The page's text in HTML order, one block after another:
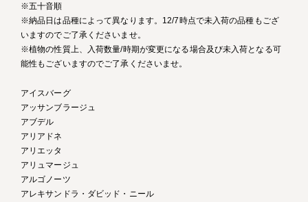
※五十音順
※納品日は品種によって異なります。12/7時点で未入荷の品種もござ
いますのでご了承くださいませ。
※植物の性質上、入荷数量/時期が変更になる場合及び未入荷となる可
能性もございますのでご了承くださいませ。
アイスバーグ
アッサンブラージュ
アブデル
アリアドネ
アリエッタ
アリュマージュ
アルゴノーツ
アレキサンドラ・ダビッド・ニール